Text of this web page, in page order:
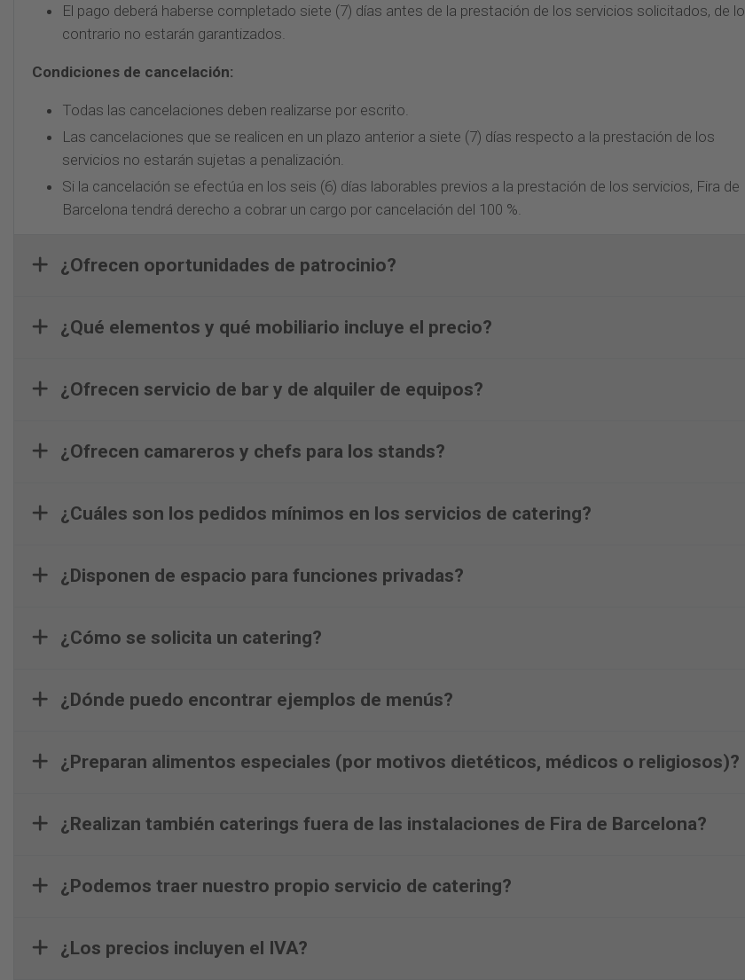
El pago deberá haberse completado siete (7) días antes de la prestación de los servicios solicitados, de lo
contrario no estarán garantizados.
Condiciones de cancelación:
Todas las cancelaciones deben realizarse por escrito.
Las cancelaciones que se realicen en un plazo anterior a siete (7) días respecto a la prestación de los
servicios no estarán sujetas a penalización.
Si la cancelación se efectúa en los seis (6) días laborables previos a la prestación de los servicios, Fira de
Barcelona tendrá derecho a cobrar un cargo por cancelación del 100 %.
¿Ofrecen oportunidades de patrocinio?
¿Qué elementos y qué mobiliario incluye el precio?
¿Ofrecen servicio de bar y de alquiler de equipos?
¿Ofrecen camareros y chefs para los stands?
¿Cuáles son los pedidos mínimos en los servicios de catering?
¿Disponen de espacio para funciones privadas?
¿Cómo se solicita un catering?
¿Dónde puedo encontrar ejemplos de menús?
¿Preparan alimentos especiales (por motivos dietéticos, médicos o religiosos)?
¿Realizan también caterings fuera de las instalaciones de Fira de Barcelona?
¿Podemos traer nuestro propio servicio de catering?
¿Los precios incluyen el IVA?